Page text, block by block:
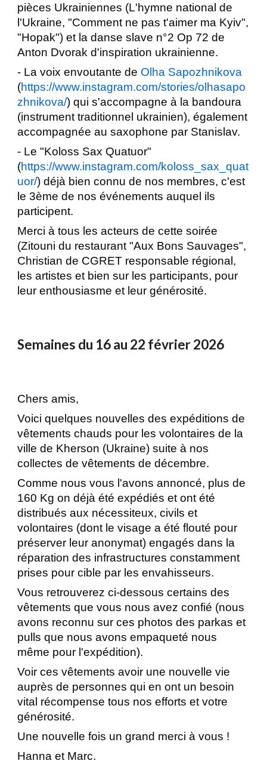
pièces Ukrainiennes (L'hymne national de
l'Ukraine, "Comment ne pas t'aimer ma Kyiv",
"Hopak") et la danse slave n°2 Op 72 de
Anton Dvorak d'inspiration ukrainienne.
- La voix envoutante de Olha Sapozhnikova
(https://www.instagram.com/stories/olhasapo
zhnikova/) qui s'accompagne à la bandoura
(instrument traditionnel ukrainien), également
accompagnée au saxophone par Stanislav.
- Le "Koloss Sax Quatuor"
(https://www.instagram.com/koloss_sax_quat
uor/) déjà bien connu de nos membres, c'est
le 3ème de nos événements auquel ils
participent.
Merci à tous les acteurs de cette soirée
(Zitouni du restaurant "Aux Bons Sauvages",
Christian de CGRET responsable régional,
les artistes et bien sur les participants, pour
leur enthousiasme et leur générosité.
Semaines du 16 au 22 février 2026
Chers amis,
Voici quelques nouvelles des expéditions de
vêtements chauds pour les volontaires de la
ville de Kherson (Ukraine) suite à nos
collectes de vêtements de décembre.
Comme nous vous l'avons annoncé, plus de
160 Kg on déjà été expédiés et ont été
distribués aux nécessiteux, civils et
volontaires (dont le visage a été flouté pour
préserver leur anonymat) engagés dans la
réparation des infrastructures constamment
prises pour cible par les envahisseurs.
Vous retrouverez ci-dessous certains des
vêtements que vous nous avez confié (nous
avons reconnu sur ces photos des parkas et
pulls que nous avons empaqueté nous
même pour l'expédition).
Voir ces vêtements avoir une nouvelle vie
auprès de personnes qui en ont un besoin
vital récompense tous nos efforts et votre
générosité.
Une nouvelle fois un grand merci à vous !
Hanna et Marc.